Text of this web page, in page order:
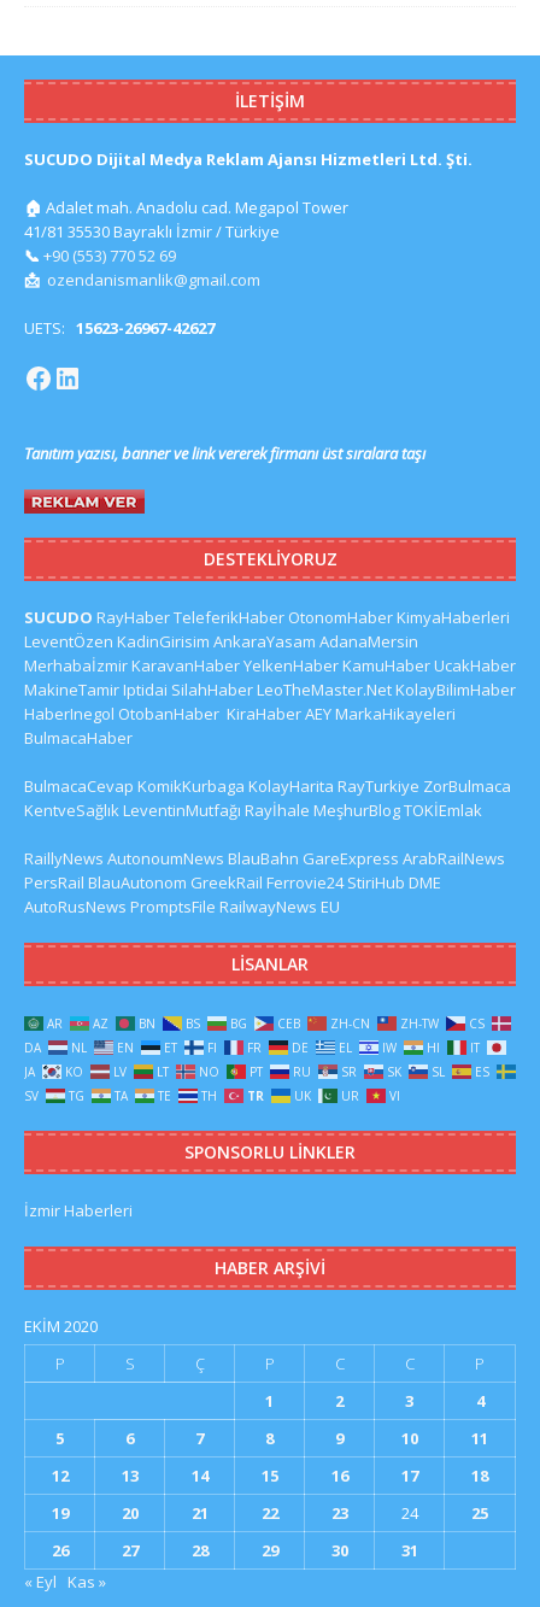
İLETIŞIM
SUCUDO Dijital Medya Reklam Ajansı Hizmetleri Ltd. Şti.
🏠 Adalet mah. Anadolu cad. Megapol Tower
41/81 35530 Bayraklı İzmir / Türkiye
📞 +90 (553) 770 52 69
📩 ozendanismanlik@gmail.com
UETS: 15623-26967-42627
Tanıtım yazısı, banner ve link vererek firmanı üst sıralara taşı
DESTEKLIYORUZ
SUCUDO RayHaberTeleferikHaber OtonomHaberKimyaHaberleri
LeventÖzen KadinGirisim AnkaraYasam AdanaMersin
MerhabaİzmirKaravanHaberYelkenHaberKamuHaberUcakHaber
MakineTamirIptidai SilahHaberLeoTheMaster.NetKolayBilimHaber
HaberInegol OtobanHaber KiraHaberAEYMarkaHikayeleri
BulmacaHaber
BulmacaCevap KomikKurbaga KolayHarita RayTurkiye ZorBulmaca
KentveSağlık LeventinMutfağı Rayİhale MeşhurBlogTOKİEmlak
RaillyNews AutonoumNews BlauBahn GareExpress ArabRailNews
PersRail BlauAutonom GreekRail Ferrovie24 StiriHub DME
AutoRusNews PromptsFile RailwayNews EU
LISANLAR
AR AZ BN BS BG CEB ZH-CN ZH-TW
CS
DA
NL EN ET FI FR DE EL IW HI
IT
JA
KO LV LT NO PT RU SR SK SL
ES
SV
TG TA TE TH TR UK UR VI
SPONSORLU LINKLER
İzmir Haberleri
HABER ARŞIVI
EKIM 2020
P
S Ç P C C
P
1
2 3
4
5
6 7 8 9 10
11
12
13 14 15 16 17
18
19
20 21 22 23 24
25
26
27 28 29 30
31
« Eyl Kas »